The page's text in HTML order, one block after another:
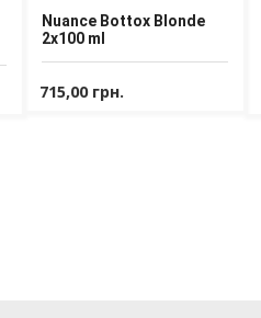
Nuance Bottox Blonde
2x100 ml
715,00 грн.